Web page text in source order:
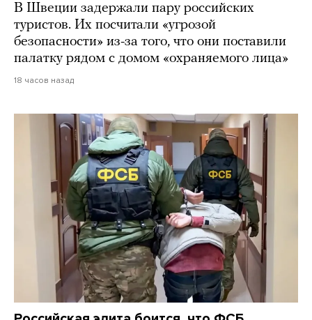
В Швеции задержали пару российских
туристов. Их посчитали «угрозой
безопасности» из-за того, что они поставили
палатку рядом с домом «охраняемого лица»
18 часов назад